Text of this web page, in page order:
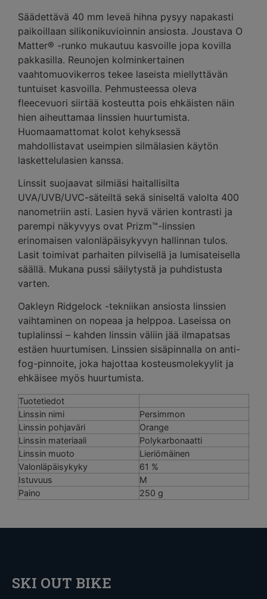
Säädettävä 40 mm leveä hihna pysyy napakasti
paikoillaan silikonikuvioinnin ansiosta. Joustava O
Matter® -runko mukautuu kasvoille jopa kovilla
pakkasilla. Reunojen kolminkertainen
vaahtomuovikerros tekee laseista miellyttävän
tuntuiset kasvoilla. Pehmusteessa oleva
fleecevuori siirtää kosteutta pois ehkäisten näin
hien aiheuttamaa linssien huurtumista.
Huomaamattomat kolot kehyksessä
mahdollistavat useimpien silmälasien käytön
laskettelulasien kanssa.
Linssit suojaavat silmiäsi haitallisilta
UVA/UVB/UVC-säteiltä sekä siniseltä valolta 400
nanometriin asti. Lasien hyvä värien kontrasti ja
parempi näkyvyys ovat Prizm™-linssien
erinomaisen valonläpäisykyvyn hallinnan tulos.
Lasit toimivat parhaiten pilvisellä ja lumisateisella
säällä. Mukana pussi säilytystä ja puhdistusta
varten.
Oakleyn Ridgelock -tekniikan ansiosta linssien
vaihtaminen on nopeaa ja helppoa. Laseissa on
tuplalinssi – kahden linssin väliin jää ilmapatsas
estäen huurtumisen. Linssien sisäpinnalla on anti-
fog-pinnoite, joka hajottaa kosteusmolekyylit ja
ehkäisee myös huurtumista.
Tuotetiedot
Linssin nimi
Persimmon
Linssin pohjaväri
Orange
Linssin materiaali
Polykarbonaatti
Linssin muoto
Lieriömäinen
Valonläpäisykyky
61 %
Istuvuus
M
Paino
250 g
SKI OUT BIKE